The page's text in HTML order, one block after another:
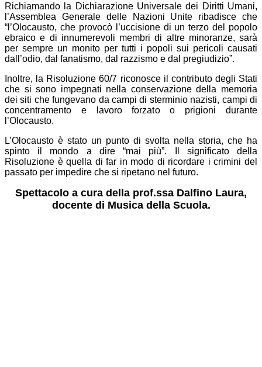
Richiamando la Dichiarazione Universale dei Diritti Umani,
l’Assemblea Generale delle Nazioni Unite ribadisce che
“l’Olocausto, che provocò l’uccisione di un terzo del popolo
ebraico e di innumerevoli membri di altre minoranze, sarà
per sempre un monito per tutti i popoli sui pericoli causati
dall’odio, dal fanatismo, dal razzismo e dal pregiudizio”.
Inoltre, la Risoluzione 60/7 riconosce il contributo degli Stati
che si sono impegnati nella conservazione della memoria
dei siti che fungevano da campi di sterminio nazisti, campi di
concentramento e lavoro forzato o prigioni durante
l’Olocausto.
L’Olocausto è stato un punto di svolta nella storia, che ha
spinto il mondo a dire “mai più”. Il significato della
Risoluzione è quella di far in modo di ricordare i crimini del
passato per impedire che si ripetano nel futuro.
Spettacolo a cura della prof.ssa Dalfino Laura,
docente di Musica della Scuola.